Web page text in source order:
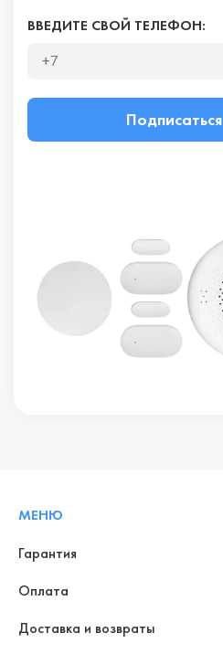
ВВЕДИТЕ СВОЙ ТЕЛЕФОН:
Подписаться
МЕНЮ
Гарантия
Оплата
Доставка и возвраты